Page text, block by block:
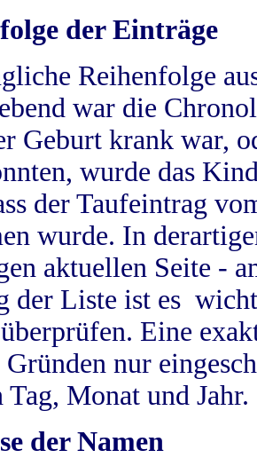
der Einträge
Reihenfolge
war die
Geburt krank war,
wurde das
der Taufeintrag
wurde. In
aktuellen Seite -
der Liste ist es
Eine
Gründen nur
Monat und Jahr.
der Namen